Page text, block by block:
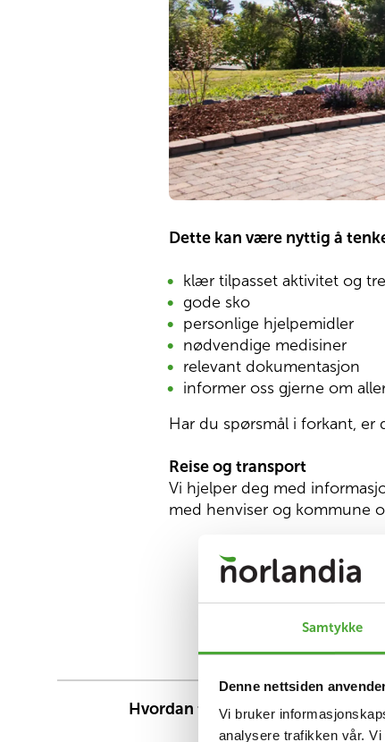
Samtykke
Denne nettsiden
Vi bruker
analysere trafikken vår.
Dette kan være nyttig å
klær tilpasset aktivitet og
gode sko
personlige hjelpemidler
nødvendige medisiner
relevant dokumentasjon
informer oss gjerne om
Har du spørsmål i forkant, er
Reise og transport
Vi hjelper deg med
med henviser og kommune
Hvordan får jeg plass hos
Rehabilitering?